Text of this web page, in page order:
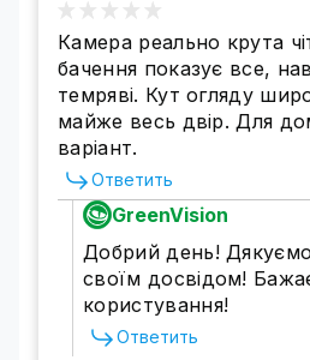
Надежный способ
IP камера 5MP POE
слотом для SD-карты.
архивации удобен, т.к.
Камера реально крута
бачення показує все,
темряві. Кут огляду
майже весь двір. Для
варіант.
Ответить
GreenVision
Добрий день!
своїм досвідом!
користування!
Ответить